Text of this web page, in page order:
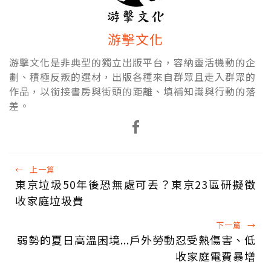
游擊文化
游擊文化是非典型的獨立出版平台，容納靈活機動的企
劃、積極反叛的選材，出版各種來自群眾且走入群眾的
作品，以銜接書房與街頭的距離、填補知識與行動的落
差。
← 上一篇
東京垃圾50年後恐無處可丟？東京23區研擬徵
收家庭垃圾費
下一篇 →
弱勢的夏日高溫困境...戶外勞動忍受熱傷害、低
收家庭電費暴增